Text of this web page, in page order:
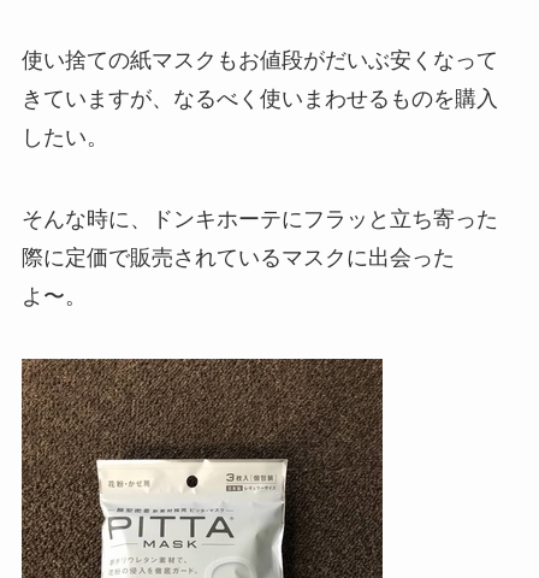
使い捨ての紙マスクもお値段がだいぶ安くなって
きていますが、なるべく使いまわせるものを購入
したい。
そんな時に、ドンキホーテにフラッと立ち寄った
際に定価で販売されているマスクに出会った
よ〜。